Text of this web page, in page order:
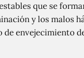
que se
y los malos
envejecimiento